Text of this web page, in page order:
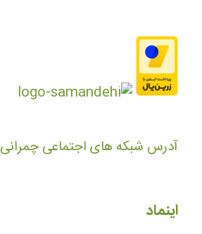
آدرس شبکه های اجتماعی چمرانی
اینماد